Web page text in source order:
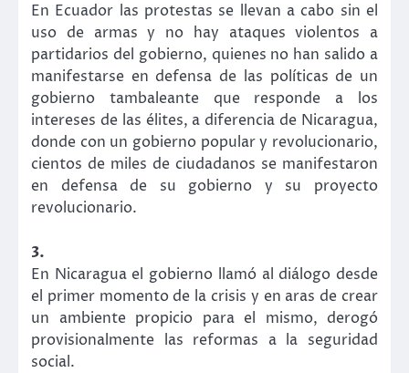
En Ecuador las protestas se llevan a cabo sin el
uso de armas y no hay ataques violentos a
partidarios del gobierno, quienes no han salido a
manifestarse en defensa de las políticas de un
gobierno tambaleante que responde a los
intereses de las élites, a diferencia de Nicaragua,
donde con un gobierno popular y revolucionario,
cientos de miles de ciudadanos se manifestaron
en defensa de su gobierno y su proyecto
revolucionario.
3.
En Nicaragua el gobierno llamó al diálogo desde
el primer momento de la crisis y en aras de crear
un ambiente propicio para el mismo, derogó
provisionalmente las reformas a la seguridad
social.